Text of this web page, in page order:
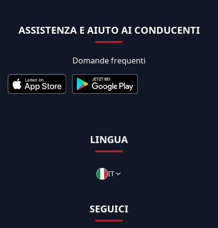
ASSISTENZA E AIUTO AI CONDUCENTI
Domande frequenti
LINGUA
IT
SEGUICI